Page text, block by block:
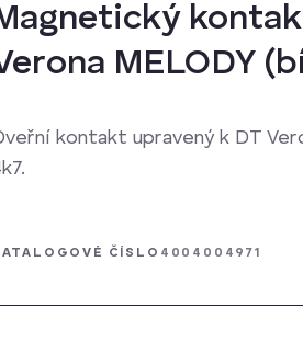
MELODY
kontakt upravený k DT
ČÍSLO 4004004971